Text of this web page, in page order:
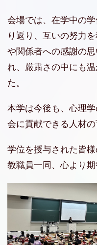
会場では、在学中の
り返り、互いの努力
や関係者への感謝の
れ、厳粛さの中にも
た。
本学は今後も、心理
会に貢献できる人材
学位を授与された皆
教職員一同、心より期